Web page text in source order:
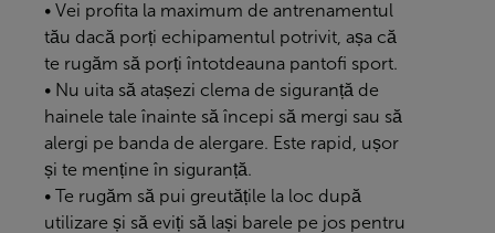
• Vei profita la maximum de antrenamentul
tău dacă porți echipamentul potrivit, așa că
te rugăm să porți întotdeauna pantofi sport.
• Nu uita să atașezi clema de siguranță de
hainele tale înainte să începi să mergi sau să
alergi pe banda de alergare. Este rapid, ușor
și te menține în siguranță.
• Te rugăm să pui greutățile la loc după
utilizare și să eviți să lași barele pe jos pentru